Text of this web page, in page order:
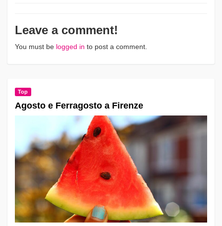
Leave a comment!
You must be logged in to post a comment.
Top
Agosto e Ferragosto a Firenze